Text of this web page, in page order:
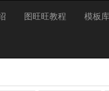
图旺旺教程 模板库